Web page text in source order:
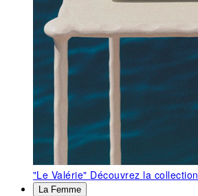
"Le Valérie" Découvrez la collection
La Femme